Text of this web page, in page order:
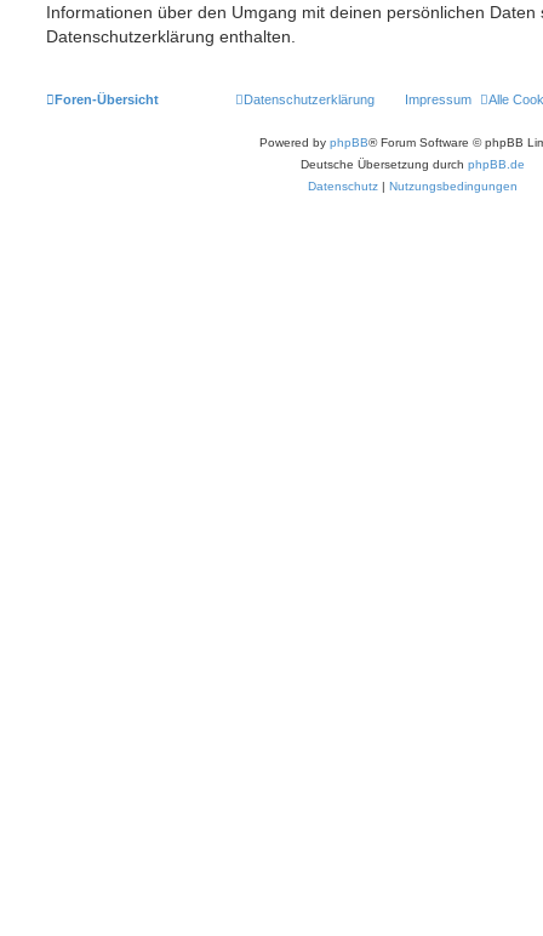
Informationen über den Umgang mit deinen persönlichen Daten
Datenschutzerklärung enthalten.
Foren-Übersicht Alle
Impressum
Datenschutzerklärung
Powered by phpBB® Forum Software © phpBB
Deutsche Übersetzung durch phpBB.de
Datenschutz | Nutzungsbedingungen